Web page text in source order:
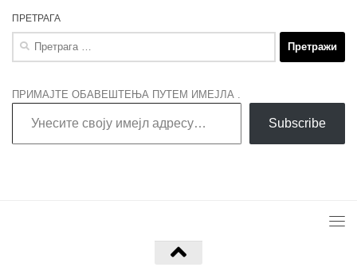
ПРЕТРАГА
Претрага
ПРИМАЈТЕ ОБАВЕШТЕЊА ПУТЕМ ИМЕЈЛА .
Унесите своју имејл адресу…
Subscribe